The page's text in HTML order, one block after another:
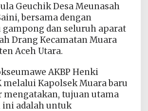
Geuchik Desa Meunasah
bersama dengan
gampong dan seluruh aparat
Drang Kecamatan Muara
Aceh Utara.
AKBP Henki
melalui Kapolsek Muara baru
mengatakan, tujuan utama
ini adalah untuk